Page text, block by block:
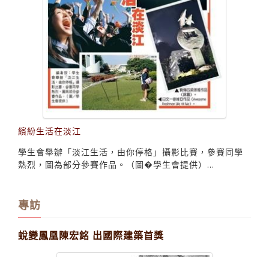
繽紛生活在淡江
學生會舉辦「淡江生活，由你停格」攝影比賽，參賽同學
熱烈，圖為部分參賽作品。（圖�學生會提供）...
專訪
蛻變鳳凰陳宏銘 出國際建築首獎